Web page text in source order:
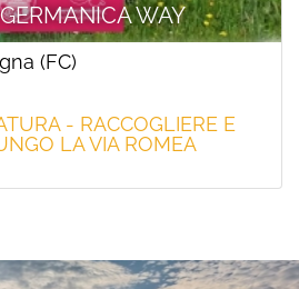
WAY
(FC)
- RACCOGLIERE E
LA VIA ROMEA